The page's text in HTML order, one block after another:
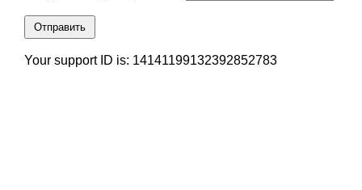
Отправить
Your support ID is: 14141199132392852783